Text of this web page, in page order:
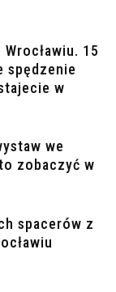
15
spędzenie
w
we
zobaczyć w
spacerów z